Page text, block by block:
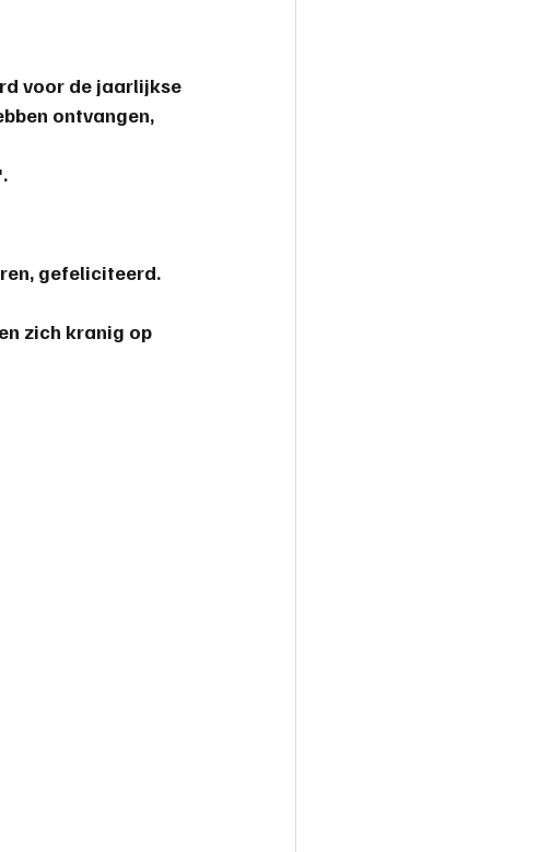
voor de jaarlijkse
ontvangen,
gefeliciteerd.
zich kranig op